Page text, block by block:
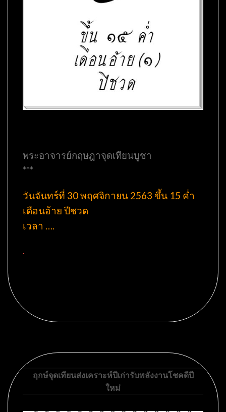
พระอาจารย์กฤษฎาจุดเทียนบูชา
***
วันจันทร์ที่ 30 พฤศจิกายน 2563 ขึ้น 15 ค่ำ
เดือนอ้าย ปีชวด
เวลา ….
.
ฤกษ์จุดเทียนส่งเคราะห์ปีเก่ารับพลังงานโชคดีปี
ใหม่